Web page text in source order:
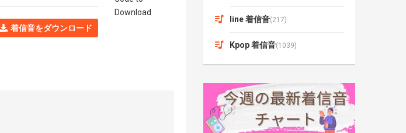
着信音をダウンロード
line 着信音(217)
Kpop 着信音(1039)